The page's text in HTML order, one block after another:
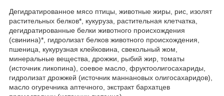
Дегидратированное мясо птицы, животные жиры, рис, изолят
растительных белков*, кукуруза, растительная клетчатка,
дегидратированные белки животного происхождения
(свинина)*, гидролизат белков животного происхождения,
пшеница, кукурузная клейковина, свекольный жом,
минеральные вещества, дрожжи, рыбий жир, томаты
(источник ликопина), соевое масло, фруктоолигосахариды,
гидролизат дрожжей (источник мaннановых олигосахаридов),
масло огуречника аптечного, экстракт бархатцев